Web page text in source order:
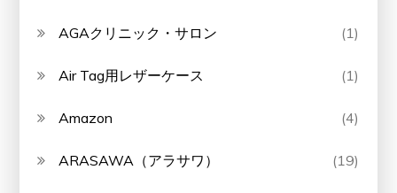
AGAクリニック・サロン (1)
Air Tag用レザーケース (1)
Amazon (4)
ARASAWA（アラサワ） (19)